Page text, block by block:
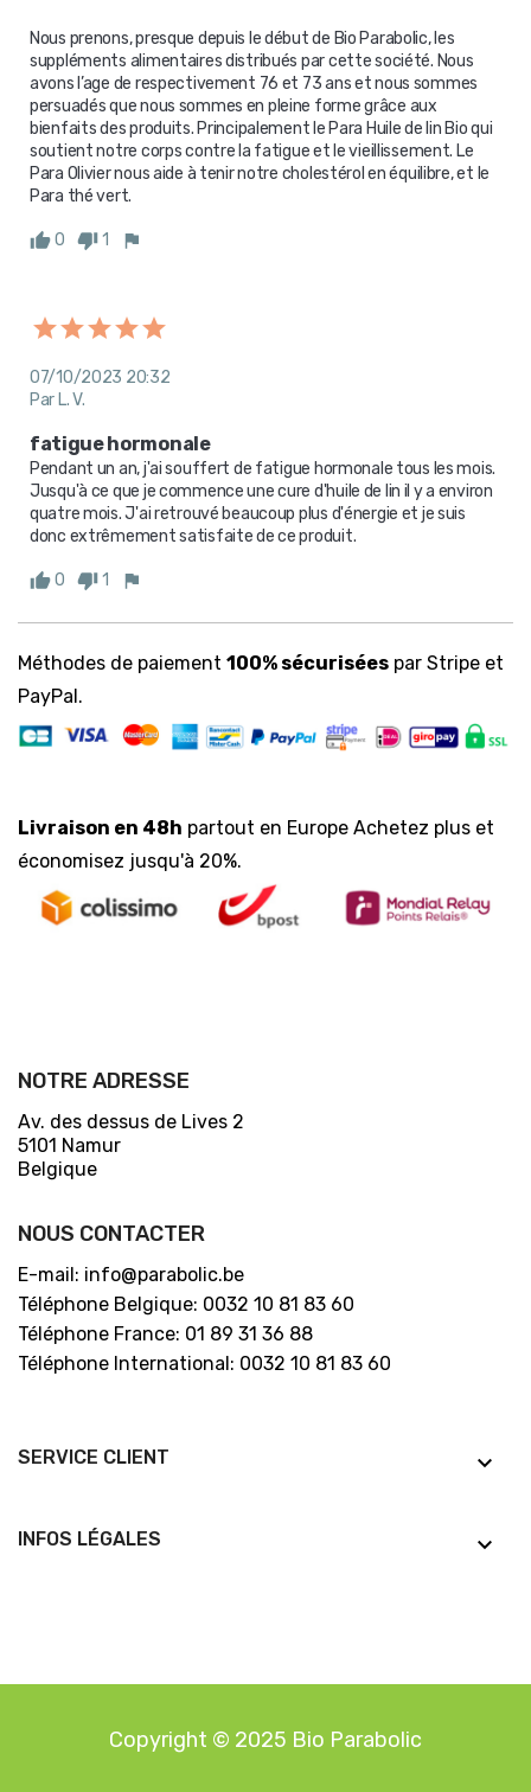
Nous prenons, presque depuis le début de Bio Parabolic, les
suppléments alimentaires distribués par cette société. Nous
avons l’age de respectivement 76 et 73 ans et nous sommes
persuadés que nous sommes en pleine forme grâce aux
bienfaits des produits. Principalement le Para Huile de lin Bio qui
soutient notre corps contre la fatigue et le vieillissement. Le
Para Olivier nous aide à tenir notre cholestérol en équilibre, et le
Para thé vert.
0 1
07/10/2023 20:32
Par L. V.
fatigue hormonale
Pendant un an, j'ai souffert de fatigue hormonale tous les mois.
Jusqu'à ce que je commence une cure d'huile de lin il y a environ
quatre mois. J'ai retrouvé beaucoup plus d'énergie et je suis
donc extrêmement satisfaite de ce produit.
0 1
Méthodes de paiement 100% sécurisées par Stripe et
PayPal.
Livraison en 48h partout en Europe Achetez plus et
économisez jusqu'à 20%.
NOTRE ADRESSE
Av. des dessus de Lives 2
5101 Namur
Belgique
NOUS CONTACTER
E-mail: info@parabolic.be
Téléphone Belgique: 0032 10 81 83 60
Téléphone France: 01 89 31 36 88
Téléphone International: 0032 10 81 83 60
SERVICE CLIENT keyboard_arrow_down
INFOS LÉGALES keyboard_arrow_down
Copyright © 2025 Bio Parabolic